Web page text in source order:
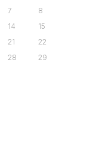
7
8
14
15
21
22
28
29